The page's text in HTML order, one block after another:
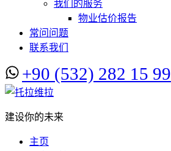
我们的服务
物业估价报告
常问问题
联系我们
+90 (532) 282 15 99
建设你的未来
主页